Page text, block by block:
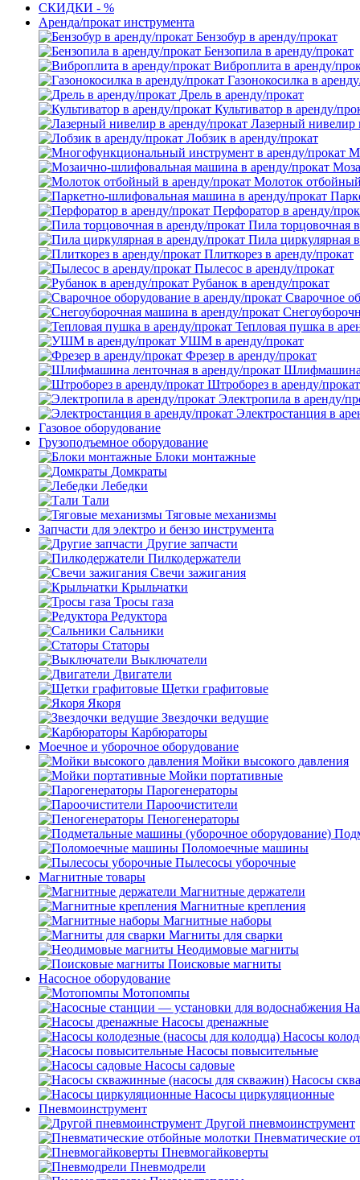
СКИДКИ - %
Аренда/прокат инструмента
Бензобур в аренду/прокат
Бензопила в аренду/прокат
Виброплита в аренду/
Газонокосилка в
Дрель в аренду/прокат
Культиватор в аренду/
Лазерный нивелир
Лобзик в аренду/прокат
Молоток
Перфоратор в аренду/
Пила торцовочная
Пила циркулярная
Плиткорез в аренду/прокат
Пылесос в аренду/прокат
Рубанок в аренду/прокат
Сварочное
Тепловая пушка в
УШМ в аренду/прокат
Фрезер в аренду/прокат
Шлифмашина
Штроборез в аренду/прокат
Электропила в аренду/
Электростанция в
Газовое оборудование
Грузоподъемное оборудование
Блоки монтажные
Домкраты
Лебедки
Тали
Тяговые механизмы
Запчасти для электро и бензо инструмента
Другие запчасти
Пилкодержатели
Свечи зажигания
Крыльчатки
Тросы газа
Редуктора
Сальники
Статоры
Выключатели
Двигатели
Щетки графитовые
Якоря
Звездочки ведущие
Карбюраторы
Моечное и уборочное оборудование
Мойки высокого давления
Мойки портативные
Парогенераторы
Пароочистители
Пеногенераторы
Поломоечные машины
Пылесосы уборочные
Магнитные товары
Магнитные держатели
Магнитные крепления
Магнитные наборы
Магниты для сварки
Неодимовые магниты
Поисковые магниты
Насосное оборудование
Мотопомпы
Насосы дренажные
Насосы
Насосы повысительные
Насосы садовые
Насосы
Насосы циркуляционные
Пневмоинструмент
Другой пневмоинструмент
Пневматические
Пневмогайковерты
Пневмодрели